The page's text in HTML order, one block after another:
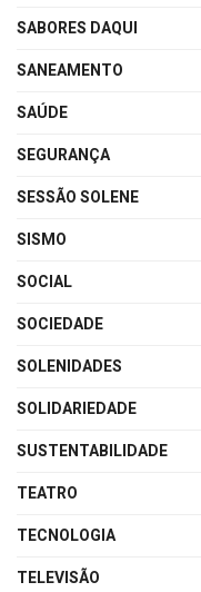
SABORES DAQUI
SANEAMENTO
SAÚDE
SEGURANÇA
SESSÃO SOLENE
SISMO
SOCIAL
SOCIEDADE
SOLENIDADES
SOLIDARIEDADE
SUSTENTABILIDADE
TEATRO
TECNOLOGIA
TELEVISÃO